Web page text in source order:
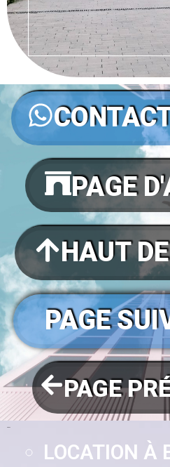
PAGE
HAUT
PAGE
PAGE
LOCATION À